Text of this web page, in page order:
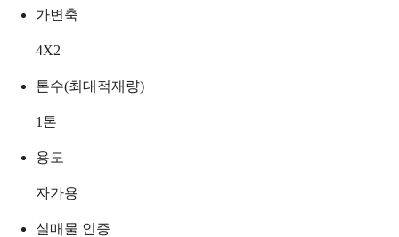
가변축
4X2
톤수(최대적재량)
1 톤
용도
자가용
실매물 인증